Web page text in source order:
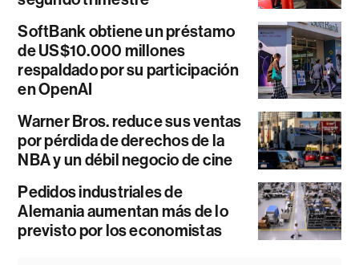
SoftBank obtiene un préstamo
de US$10.000 millones
respaldado por su participación
en OpenAI
Warner Bros. reduce sus ventas
por pérdida de derechos de la
NBA y un débil negocio de cine
Pedidos industriales de
Alemania aumentan más de lo
previsto por los economistas